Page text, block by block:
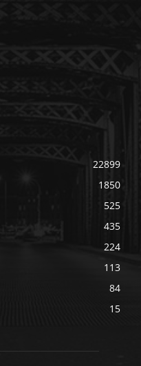
22899
1850
525
435
224
113
84
15